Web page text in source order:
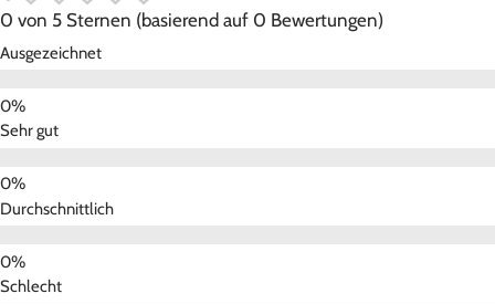
0 von 5 Sternen (basierend auf 0 Bewertungen)
Ausgezeichnet
Sehr gut
Durchschnittlich
Schlecht